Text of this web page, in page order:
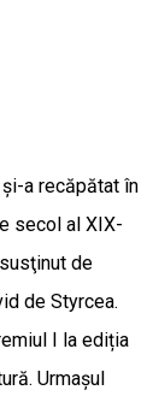
şi-a recăpătat în
secol al XIX-
de
de Styrcea.
I la ediția
Urmaşul